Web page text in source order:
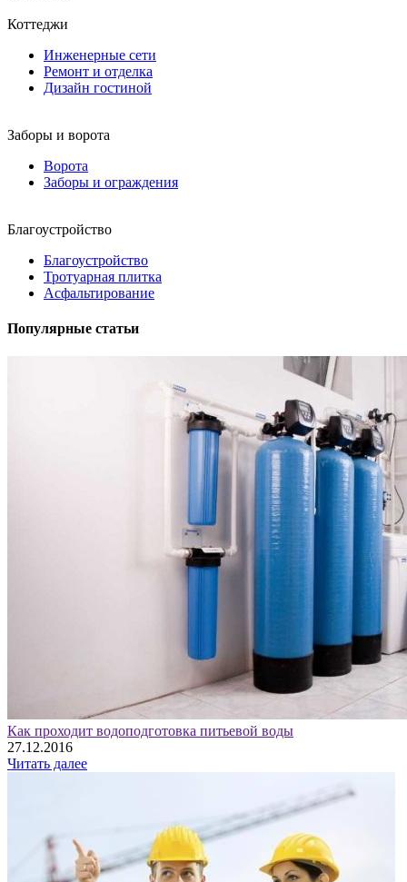
Коттеджи
Инженерные сети
Ремонт и отделка
Дизайн гостиной
Заборы и ворота
Ворота
Заборы и ограждения
Благоустройство
Благоустройство
Тротуарная плитка
Асфальтирование
Популярные статьи
Как проходит водоподготовка питьевой воды
27.12.2016
Читать далее